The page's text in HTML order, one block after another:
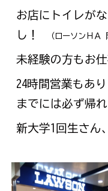
お店にトイレが
し！
（ローソンＨＡ
未経験の方もお
24時間営業もあ
までには必ず帰れ
新大学1回生さん